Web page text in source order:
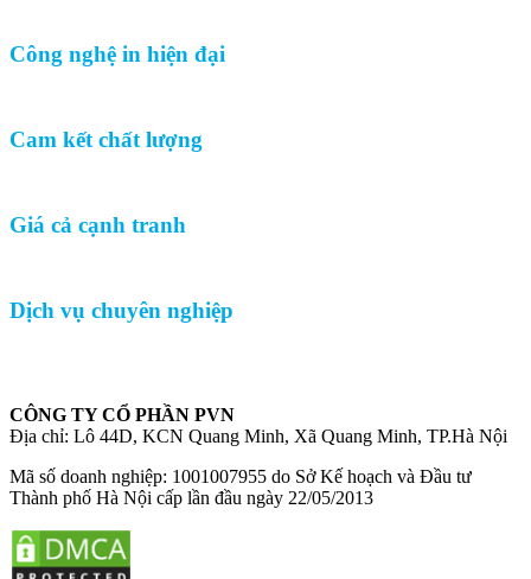
Công nghệ in hiện đại
Cam kết chất lượng
Giá cả cạnh tranh
Dịch vụ chuyên nghiệp
CÔNG TY CỔ PHẦN PVN
Địa chỉ: Lô 44D, KCN Quang Minh, Xã Quang Minh, TP.Hà Nội
Mã số doanh nghiệp: 1001007955 do Sở Kế hoạch và Đầu tư
Thành phố Hà Nội cấp lần đầu ngày 22/05/2013